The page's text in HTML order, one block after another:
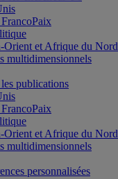
Orient et Afrique du Nord
multidimensionnels
publications
Orient et Afrique du Nord
multidimensionnels
personnalisées